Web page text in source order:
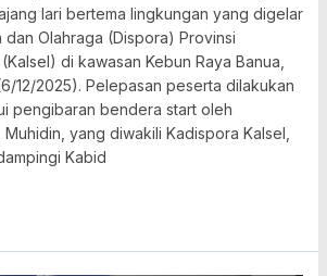
lari bertema lingkungan yang digelar
dan Olahraga (Dispora) Provinsi
di kawasan Kebun Raya Banua,
12/2025). Pelepasan peserta dilakukan
pengibaran bendera start oleh
yang diwakili Kadispora Kalsel,
Kabid